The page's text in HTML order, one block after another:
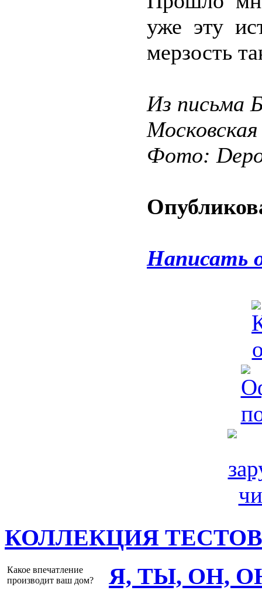
уже эту
мерзость
Из письма
Фото:
Написать
КОЛЛЕКЦИЯ ТЕСТОВ
Какое впечатление
производит ваш дом?
Я, ТЫ, ОН,